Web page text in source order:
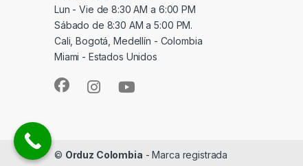
Lun - Vie de 8:30 AM a 6:00 PM
Sábado de 8:30 AM a 5:00 PM.
Cali, Bogotá, Medellín - Colombia
Miami - Estados Unidos
© Orduz Colombia - Marca registrada